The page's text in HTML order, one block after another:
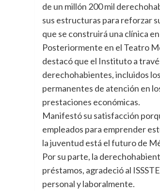
de un millón 200 mil
sus estructuras para reforzar
que se construirá una clínica
Posteriormente en el Teatro
destacó que el Instituto a
derechohabientes, incluidos
permanentes de atención en
prestaciones económicas.
Manifestó su satisfacción
empleados para emprender
la juventud está el futuro de
Por su parte, la
préstamos, agradeció al
personal y laboralmente.